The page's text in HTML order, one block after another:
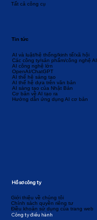
Tất cả công cụ
AI và luật/hệ thống/kinh tế/xã hội
Các công ty/sản phẩm/công nghệ AI
AI công nghệ lớn
OpenAI/ChatGPT
AI thế hệ sáng tạo
AI thế hệ dựa trên văn bản
AI sáng tạo của Nhật Bản
Cơ bản về AI tạo ra
Hướng dẫn ứng dụng AI cơ bản
Tin tức
Giới thiệu về chúng tôi
Chính sách quyền riêng tư
Điều khoản sử dụng của trang web
Công ty điều hành
Hồ sơ công ty